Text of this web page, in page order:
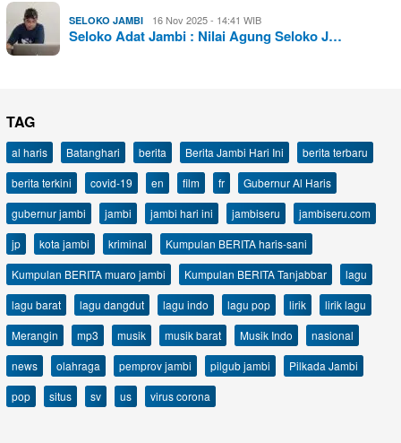
SELOKO JAMBI 16 Nov 2025 - 14:41 WIB
Seloko Adat Jambi : Nilai Agung Seloko J…
TAG
al haris Batanghari berita Berita Jambi Hari Ini
berita terbaru
berita terkini
covid-19 en film fr
Gubernur Al Haris
gubernur jambi
jambi jambi hari ini jambiseru
jambiseru.com
jp
kota jambi kriminal
Kumpulan BERITA haris-sani
Kumpulan BERITA muaro jambi
Kumpulan BERITA Tanjabbar
lagu
lagu barat
lagu dangdut lagu indo lagu pop lirik
lirik lagu
Merangin
mp3 musik musik barat Musik Indo
nasional
news
olahraga pemprov jambi pilgub jambi
Pilkada Jambi
pop
situs sv us virus corona